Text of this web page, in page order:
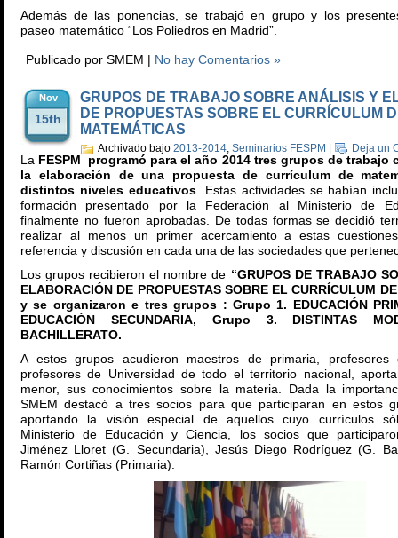
Además de las ponencias, se trabajó en grupo y los
paseo matemático “Los Poliedros en Madrid”.
Publicado por SMEM | No hay Comentarios »
Nov
15th
GRUPOS DE TRABAJO SOBRE ANÁLISIS Y
DE PROPUESTAS SOBRE EL CURRÍCULUM
MATEMÁTICAS
Archivado bajo 2013-2014, Seminarios FESPM Deja un
La FESPM programó para el año 2014 tres grupos de trabajo
la elaboración de una propuesta de currículum de
distintos niveles educativos. Estas actividades se habían
formación presentado por la Federación al Ministerio de
finalmente no fueron aprobadas. De todas formas se decidió
realizar al menos un primer acercamiento a estas
referencia y discusión en cada una de las sociedades que
Los grupos recibieron el nombre de “GRUPOS DE TRABAJO
ELABORACIÓN DE PROPUESTAS SOBRE EL CURRÍCULUM
y se organizaron e tres grupos : Grupo 1. EDUCACIÓN
EDUCACIÓN SECUNDARIA, Grupo 3. DISTINTAS
BACHILLERATO.
A estos grupos acudieron maestros de primaria, profesores
profesores de Universidad de todo el territorio nacional,
menor, sus conocimientos sobre la materia. Dada la
SMEM destacó a tres socios para que participaran en estos
aportando la visión especial de aquellos cuyo currículos
Ministerio de Educación y Ciencia, los socios que
Jiménez Lloret (G. Secundaria), Jesús Diego Rodríguez (G.
Ramón Cortiñas (Primaria).